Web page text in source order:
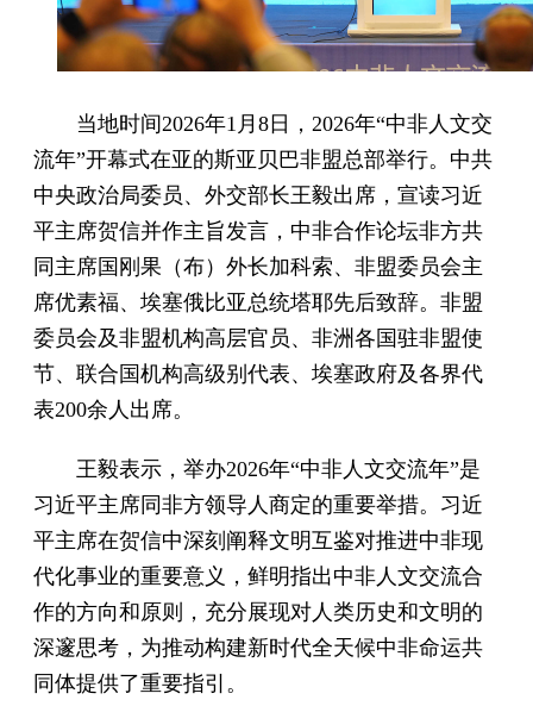
当地时间2026年1月8日，2026年“中非人文交
流年”开幕式在亚的斯亚贝巴非盟总部举行。中共
中央政治局委员、外交部长王毅出席，宣读习近
平主席贺信并作主旨发言，中非合作论坛非方共
同主席国刚果（布）外长加科索、非盟委员会主
席优素福、埃塞俄比亚总统塔耶先后致辞。非盟
委员会及非盟机构高层官员、非洲各国驻非盟使
节、联合国机构高级别代表、埃塞政府及各界代
表200余人出席。
王毅表示，举办2026年“中非人文交流年”是
习近平主席同非方领导人商定的重要举措。习近
平主席在贺信中深刻阐释文明互鉴对推进中非现
代化事业的重要意义，鲜明指出中非人文交流合
作的方向和原则，充分展现对人类历史和文明的
深邃思考，为推动构建新时代全天候中非命运共
同体提供了重要指引。